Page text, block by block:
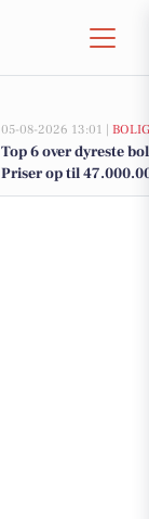
05-08-2026 13:01 |
Top 6 over dyreste
Priser op til